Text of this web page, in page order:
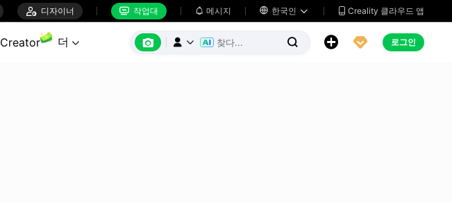
 디자이너  작업대  메시지  한국인   Creality 클라우드 앱
Creator 더        로그인